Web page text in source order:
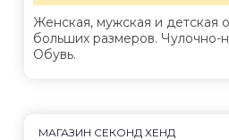
Женская, мужская и
больших размеров. Чулочно-
Обувь.
МАГАЗИН СЕКОНД ХЕНД